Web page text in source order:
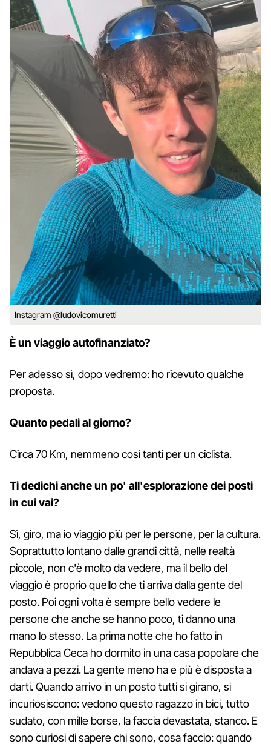
Instagram @ludovicomuretti
È un viaggio autofinanziato?
Per adesso sì, dopo vedremo: ho ricevuto qualche
proposta.
Quanto pedali al giorno?
Circa 70 Km, nemmeno così tanti per un ciclista.
Ti dedichi anche un po' all'esplorazione dei posti
in cui vai?
Sì, giro, ma io viaggio più per le persone, per la cultura.
Soprattutto lontano dalle grandi città, nelle realtà
piccole, non c'è molto da vedere, ma il bello del
viaggio è proprio quello che ti arriva dalla gente del
posto. Poi ogni volta è sempre bello vedere le
persone che anche se hanno poco, ti danno una
mano lo stesso. La prima notte che ho fatto in
Repubblica Ceca ho dormito in una casa popolare che
andava a pezzi. La gente meno ha e più è disposta a
darti. Quando arrivo in un posto tutti si girano, si
incuriosiscono: vedono questo ragazzo in bici, tutto
sudato, con mille borse, la faccia devastata, stanco. E
sono curiosi di sapere chi sono, cosa faccio: quando